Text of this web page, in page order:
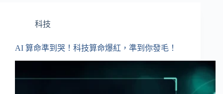
科技
AI 算命準到哭！科技算命爆紅，準到你發毛！